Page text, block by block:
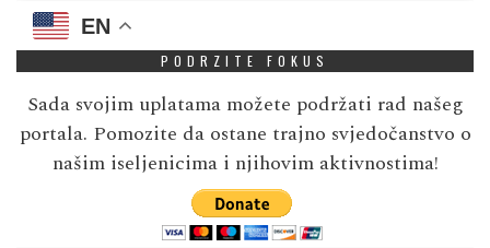
EN
PODRZITE FOKUS
Sada svojim uplatama možete podržati rad našeg
portala. Pomozite da ostane trajno svjedočanstvo o
našim iseljenicima i njihovim aktivnostima!